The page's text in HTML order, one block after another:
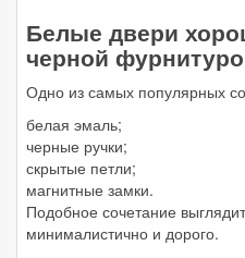
Белые двери
черной
Одно из самых популярных
белая эмаль;
черные ручки;
скрытые петли;
магнитные замки.
Подобное сочетание
минималистично и дорого.